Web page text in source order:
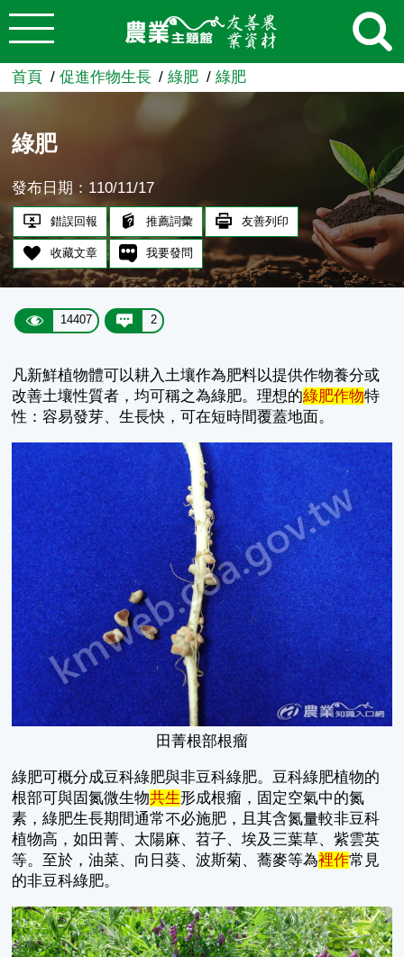
跳到主要內容
農業知識入口網
首頁 促進作物生長 綠肥 綠肥
綠肥
發布日期：110/11/17
錯誤回報 推薦詞彙 友善列印
收藏文章 我要發問
14407 2
凡新鮮植物體可以耕入土壤作為肥料以提供作物養分或
改善土壤性質者，均可稱之為綠肥。理想的綠肥作物特
性：容易發芽、生長快，可在短時間覆蓋地面。
田菁根部根瘤
綠肥可概分成豆科綠肥與非豆科綠肥。豆科綠肥植物的
根部可與固氮微生物共生形成根瘤，固定空氣中的氮
素，綠肥生長期間通常不必施肥，且其含氮量較非豆科
植物高，如田菁、太陽麻、苕子、埃及三葉草、紫雲英
等。至於，油菜、向日葵、波斯菊、蕎麥等為裡作常見
的非豆科綠肥。